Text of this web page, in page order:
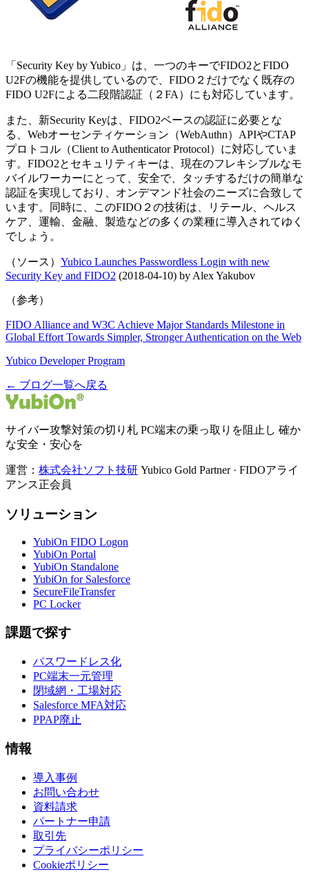
「Security Key by Yubico」は、一つのキーでFIDO2とFIDO
U2Fの機能を提供しているので、FIDO２だけでなく既存の
FIDO U2Fによる二段階認証（２FA）にも対応しています。
また、新Security Keyは、FIDO2ベースの認証に必要とな
る、Webオーセンティケーション（WebAuthn）APIやCTAP
プロトコル（Client to Authenticator Protocol）に対応していま
す。FIDO2とセキュリティキーは、現在のフレキシブルなモ
バイルワーカーにとって、安全で、タッチするだけの簡単な
認証を実現しており、オンデマンド社会のニーズに合致して
います。同時に、このFIDO２の技術は、リテール、ヘルス
ケア、運輸、金融、製造などの多くの業種に導入されてゆく
でしょう。
（ソース） Yubico Launches Passwordless Login with new
Security Key and FIDO2 (2018-04-10) by Alex Yakubov
（参考）
FIDO Alliance and W3C Achieve Major Standards Milestone in
Global Effort Towards Simpler, Stronger Authentication on the Web
Yubico Developer Program
← ブログ一覧へ戻る
サイバー攻撃対策の切り札 PC端末の乗っ取りを阻止し 確か
な安全・安心を
運営： 株式会社ソフト技研 Yubico Gold Partner · FIDOアライ
アンス正会員
ソリューション
YubiOn FIDO Logon
YubiOn Portal
YubiOn Standalone
YubiOn for Salesforce
SecureFileTransfer
PC Locker
課題で探す
パスワードレス化
PC端末一元管理
閉域網・工場対応
Salesforce MFA対応
PPAP廃止
情報
導入事例
お問い合わせ
資料請求
パートナー申請
取引先
プライバシーポリシー
Cookieポリシー